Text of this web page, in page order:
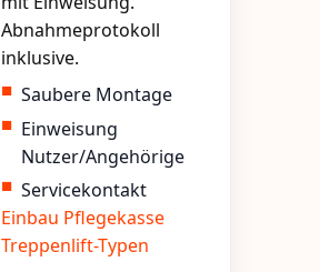
Abnahmeprotokoll
inklusive.
Saubere Montage
Einweisung
Nutzer/Angehörige
Servicekontakt
Einbau Pflegekasse
Treppenlift-Typen